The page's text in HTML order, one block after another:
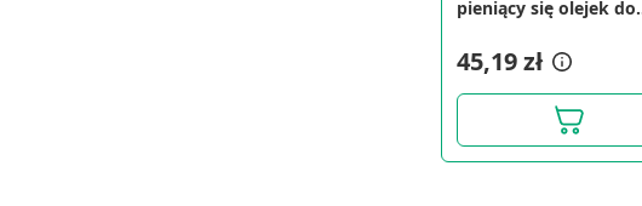
pieniący się olejek do
45,19 zł